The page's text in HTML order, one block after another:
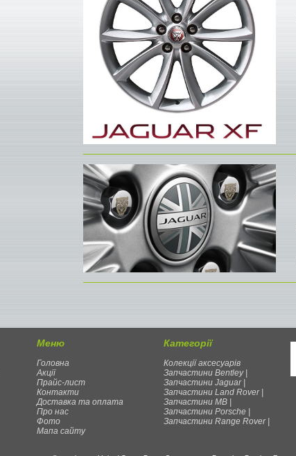
Меню
Головна
Акції
Прайс-лист
Контакти
Доставка та оплата
Про нас
Фото
Мапа сайту
Категорії
Колекції аксесуарів
Запчастини Bentley |
Запчастини Jaguar |
Запчастини Land Rover |
Запчастини MB |
Запчастини Porsche |
Запчастини Range Rover |